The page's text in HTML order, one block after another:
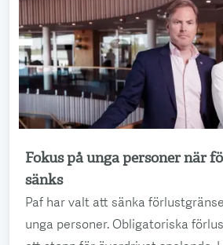
Fokus på unga personer när
sänks
Paf har valt att sänka
unga personer. Obligatoriska
Läs mer